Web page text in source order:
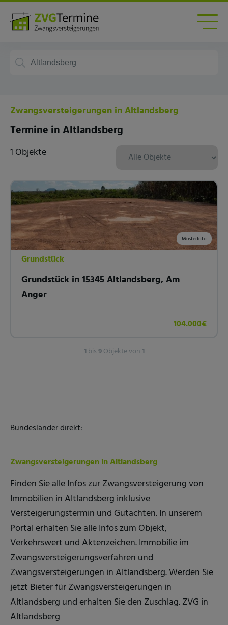
Zwangsversteigerungen in Altlandsberg
Termine in Altlandsberg
1 Objekte
Musterfoto
Grundstück
Grundstück in 15345 Altlandsberg, Am
Anger
104.000€
1 bis9Objekte von1
Bundesländer direkt:
Zwangsversteigerungen in Altlandsberg
Finden Sie alle Infos zur Zwangsversteigerung von
Immobilien in Altlandsberg inklusive
Versteigerungstermin und Gutachten. In unserem
Portal erhalten Sie alle Infos zum Objekt,
Verkehrswert und Aktenzeichen. Immobilie im
Zwangsversteigerungsverfahren und
Zwangsversteigerungen in Altlandsberg. Werden Sie
jetzt Bieter für Zwangsversteigerungen in
Altlandsberg und erhalten Sie den Zuschlag. ZVG in
Altlandsberg